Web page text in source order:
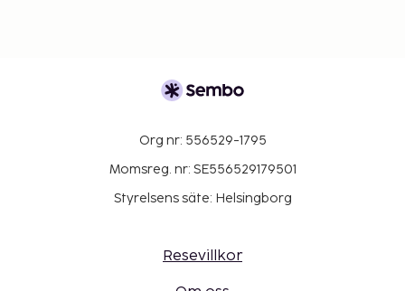
Org nr: 556529-1795
Momsreg. nr: SE556529179501
Styrelsens säte: Helsingborg
Resevillkor